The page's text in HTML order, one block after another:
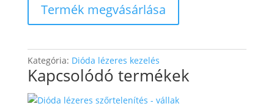
Termék megvásárlása
Kategória: Dióda lézeres kezelés
Kapcsolódó termékek